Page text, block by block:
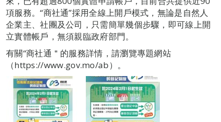
項服務。“商社通”採用全線上開戶模式，無論是自然人
企業主、社團及公司，只需簡單幾個步驟，即可線上開
立實體帳戶，無須親臨政府部門。
有關“商社通＂的服務詳情，請瀏覽專題網站
（https://www.gov.mo/ab）。